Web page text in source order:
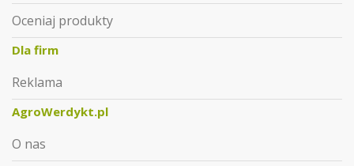
Oceniaj produkty
Dla firm
Reklama
AgroWerdykt.pl
O nas